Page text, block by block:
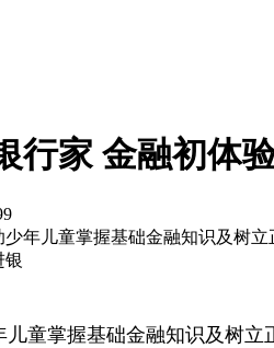
行家 金融初体
年儿童掌握基础金融知识及树
银
童掌握基础金融知识及树